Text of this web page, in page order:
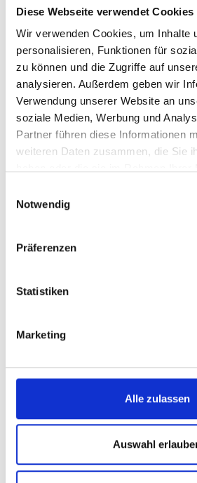
Diese Webseite verwendet Cookies
Wir verwenden Cookies, um Inhalte
personalisieren, Funktionen für
zu können und die Zugriffe auf
analysieren. Außerdem geben wir
Verwendung unserer Website an
soziale Medien, Werbung und
Partner führen diese Informationen
weiteren Daten zusammen, die Sie
Notwendig
Präferenzen
Statistiken
Marketing
Alle zulassen
Auswahl